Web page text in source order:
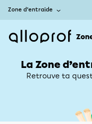
Zone d’entraide
La Zone
Retrouve ta